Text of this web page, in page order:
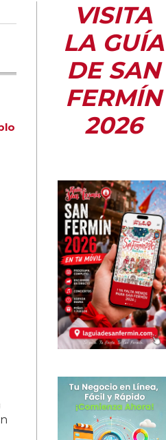
VISITA
LA GUÍA
DE SAN
FERMÍN
2026